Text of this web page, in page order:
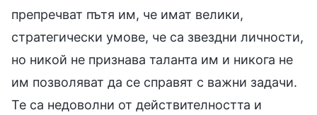
препречват пътя им, че имат велики,
стратегически умове, че са звездни личности,
но никой не признава таланта им и никога не
им позволяват да се справят с важни задачи.
Те са недоволни от действителността и